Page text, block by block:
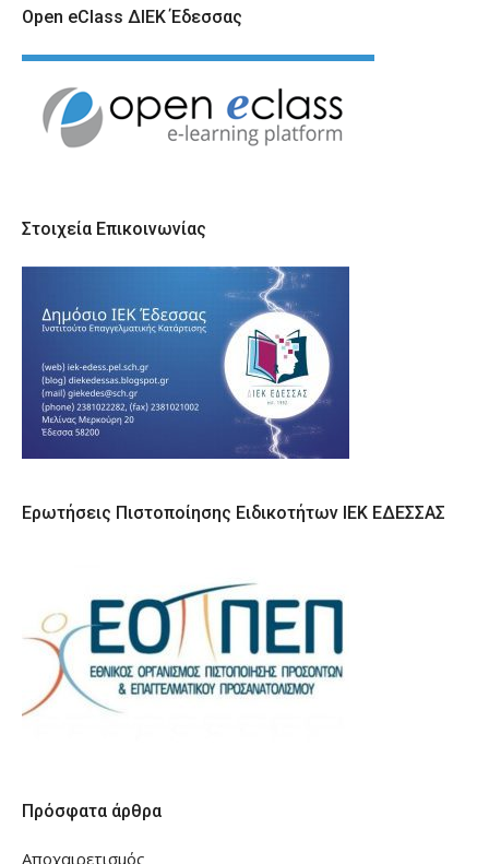
Open eClass ΔΙΕΚ Έδεσσας
Στοιχεία Επικοινωνίας
Ερωτήσεις Πιστοποίησης Ειδικοτήτων ΙΕΚ ΕΔΕΣΣΑΣ
Πρόσφατα άρθρα
Αποχαιρετισμός